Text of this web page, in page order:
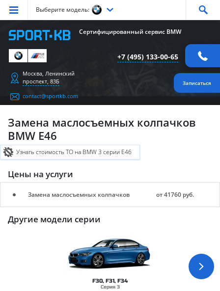
Выберите модель:
Серия Серия Серия
СерияX3
Серия X4 X6 СерияZ4 СерияM
Сертифицированный сервис BMW
+7 (495) 133-00-65
Записаться
Москва, Ленинский
проспект, 83Б
contact@sportkb.com
Замена маслосъемных колпачков
BMW E46
Узнать стоимость ТО на BMW 3 серии E46
Цены на услуги
Замена маслосъемных колпачков от 41760 руб.
Другие модели серии
F30, F31, F34
Серия 3